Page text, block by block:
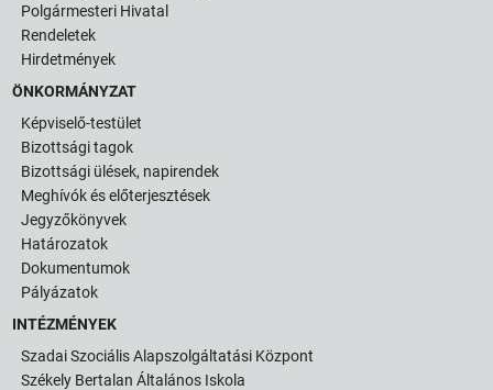
Polgármesteri Hivatal
Rendeletek
Hirdetmények
ÖNKORMÁNYZAT
Képviselő-testület
Bizottsági tagok
Bizottsági ülések, napirendek
Meghívók és előterjesztések
Jegyzőkönyvek
Határozatok
Dokumentumok
Pályázatok
INTÉZMÉNYEK
Szadai Szociális Alapszolgáltatási Központ
Székely Bertalan Általános Iskola